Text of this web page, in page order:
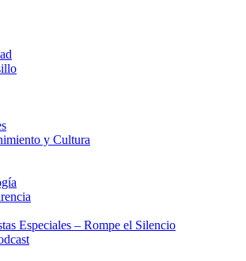
y Cultura
Especiales – Rompe el Silencio